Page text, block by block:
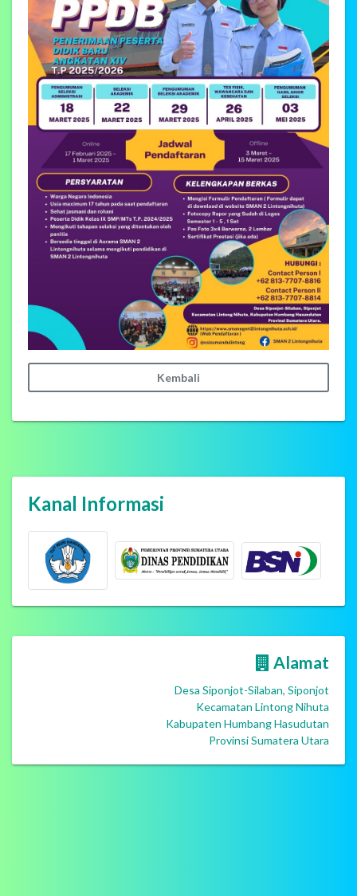
Kembali
Kanal Informasi
Alamat
Desa Siponjot-Silaban, Siponjot
Kecamatan Lintong Nihuta
Kabupaten Humbang Hasudutan
Provinsi Sumatera Utara